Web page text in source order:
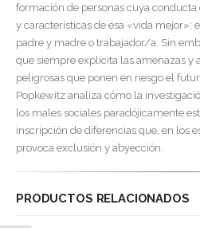
formación de personas cuya
y características de esa «vida mejor»:
padre y madre o trabajador/a. Sin
que siempre explicita las amenazas y
peligrosas que ponen en riesgo el
Popkewitz analiza cómo la
los males sociales paradójicamente
inscripción de diferencias que, en los
provoca exclusión y abyección.
PRODUCTOS RELACIONADOS